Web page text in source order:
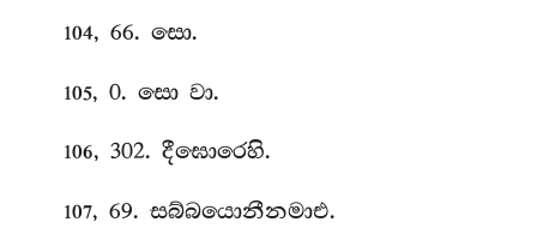
104, 66. සො.
105, 0. සො වා.
106, 302. දීඝොරෙහි.
107, 69. සබ්බයොනීනමාඑ.